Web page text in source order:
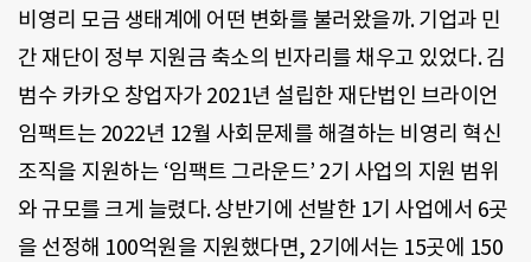
비영리 모금 생태계에 어떤 변화를 불러왔을까. 기업과 민
간 재단이 정부 지원금 축소의 빈자리를 채우고 있었다. 김
범수 카카오 창업자가 2021년 설립한 재단법인 브라이언
임팩트는 2022년 12월 사회문제를 해결하는 비영리 혁신
조직을 지원하는 ‘임팩트 그라운드’ 2기 사업의 지원 범위
와 규모를 크게 늘렸다. 상반기에 선발한 1기 사업에서 6곳
을 선정해 100억원을 지원했다면, 2기에서는 15곳에 150